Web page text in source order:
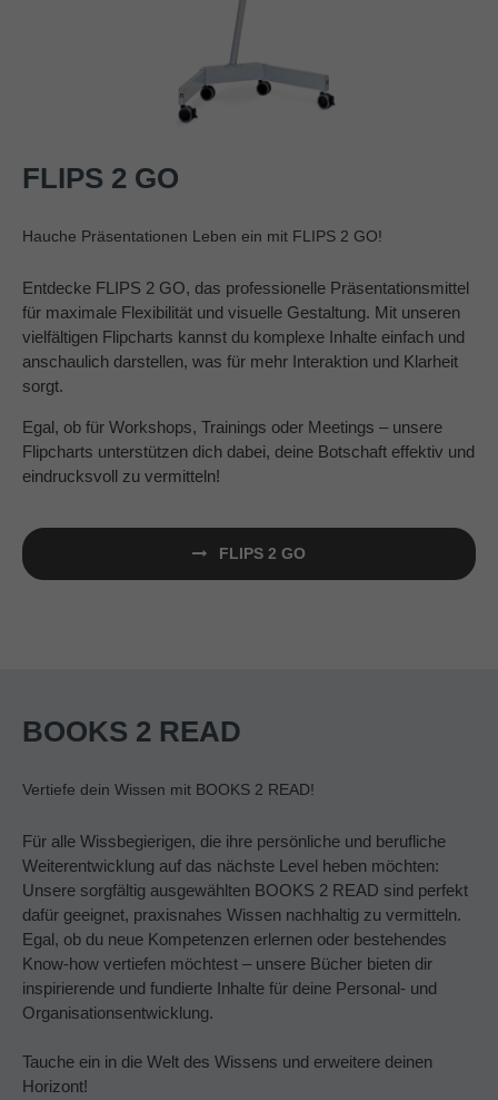
FLIPS 2 GO
Hauche Präsentationen Leben ein mit FLIPS 2 GO!
Entdecke FLIPS 2 GO, das professionelle Präsentationsmittel
für maximale Flexibilität und visuelle Gestaltung. Mit unseren
vielfältigen Flipcharts kannst du komplexe Inhalte einfach und
anschaulich darstellen, was für mehr Interaktion und Klarheit
sorgt.
Egal, ob für Workshops, Trainings oder Meetings – unsere
Flipcharts unterstützen dich dabei, deine Botschaft effektiv und
eindrucksvoll zu vermitteln!
FLIPS 2 GO
BOOKS 2 READ
Vertiefe dein Wissen mit BOOKS 2 READ!
Für alle Wissbegierigen, die ihre persönliche und berufliche
Weiterentwicklung auf das nächste Level heben möchten:
Unsere sorgfältig ausgewählten BOOKS 2 READ sind perfekt
dafür geeignet, praxisnahes Wissen nachhaltig zu vermitteln.
Egal, ob du neue Kompetenzen erlernen oder bestehendes
Know-how vertiefen möchtest – unsere Bücher bieten dir
inspirierende und fundierte Inhalte für deine Personal- und
Organisationsentwicklung.
Tauche ein in die Welt des Wissens und erweitere deinen
Horizont!